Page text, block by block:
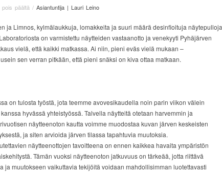
pois päältä / Asiantuntija | Lauri Leino
ja Limnos, kylmälaukkuja, lomakkeita ja suuri määrä desinfioituja näytepulloja
on varmistettu näytteiden vastaanotto ja venekyyti Pyhäjärven
vielä, että kaikki matkassa. Ai niin, pieni eväs vielä mukaan –
sen verran pitkään, että pieni snäksi on kiva ottaa matkaan.
on tulosta työstä, jota teemme avovesikaudella noin parin viikon välein
hyvässä yhteistyössä. Talvella näytteitä otetaan harvemmin ja
näytteenoton kautta voimme muodostaa kuvan järven keskeisten
ja siten arvioida järven tilassa tapahtuvia muutoksia.
näytteenottojen tavoitteena on ennen kaikkea havaita ympäristön
Tämän vuoksi näytteenoton jatkuvuus on tärkeää, jotta riittävä
ja muutokseen vaikuttavia tekijöitä voidaan mahdollisimman luotettavasti